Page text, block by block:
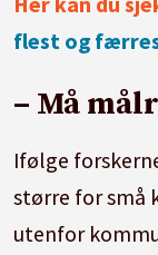
flest og
– Må
Ifølge
større for små
utenfor